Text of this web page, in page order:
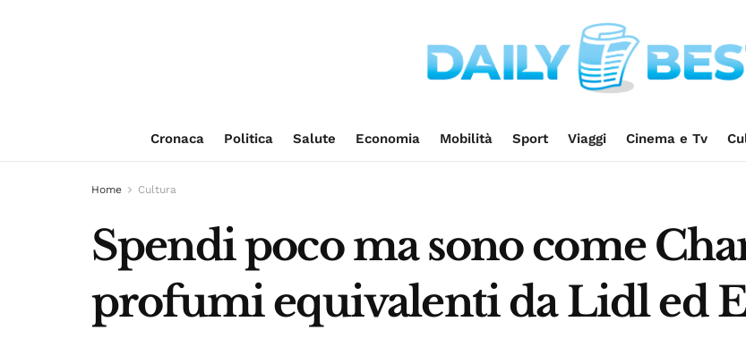
Cronaca Politica Salute Economia Mobilità Sport Viaggi Cinema e Tv
Home Cultura
Spendi poco ma sono come
profumi equivalenti da Lidl ed